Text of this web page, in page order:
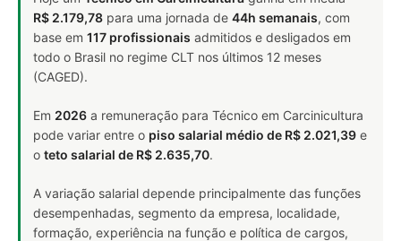
R$ 2.179,78 para uma jornada de 44h semanais, com
base em 117 profissionais admitidos e desligados em
todo o Brasil no regime CLT nos últimos 12 meses
(CAGED).
Em 2026 a remuneração para Técnico em Carcinicultura
pode variar entre o piso salarial médio de R$ 2.021,39 e
o teto salarial de R$ 2.635,70.
A variação salarial depende principalmente das funções
desempenhadas, segmento da empresa, localidade,
formação, experiência na função e política de cargos,